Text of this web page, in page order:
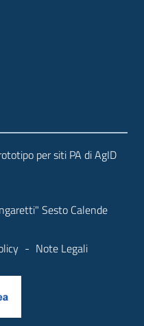
per siti PA di AgID
Sesto Calende
- Note Legali